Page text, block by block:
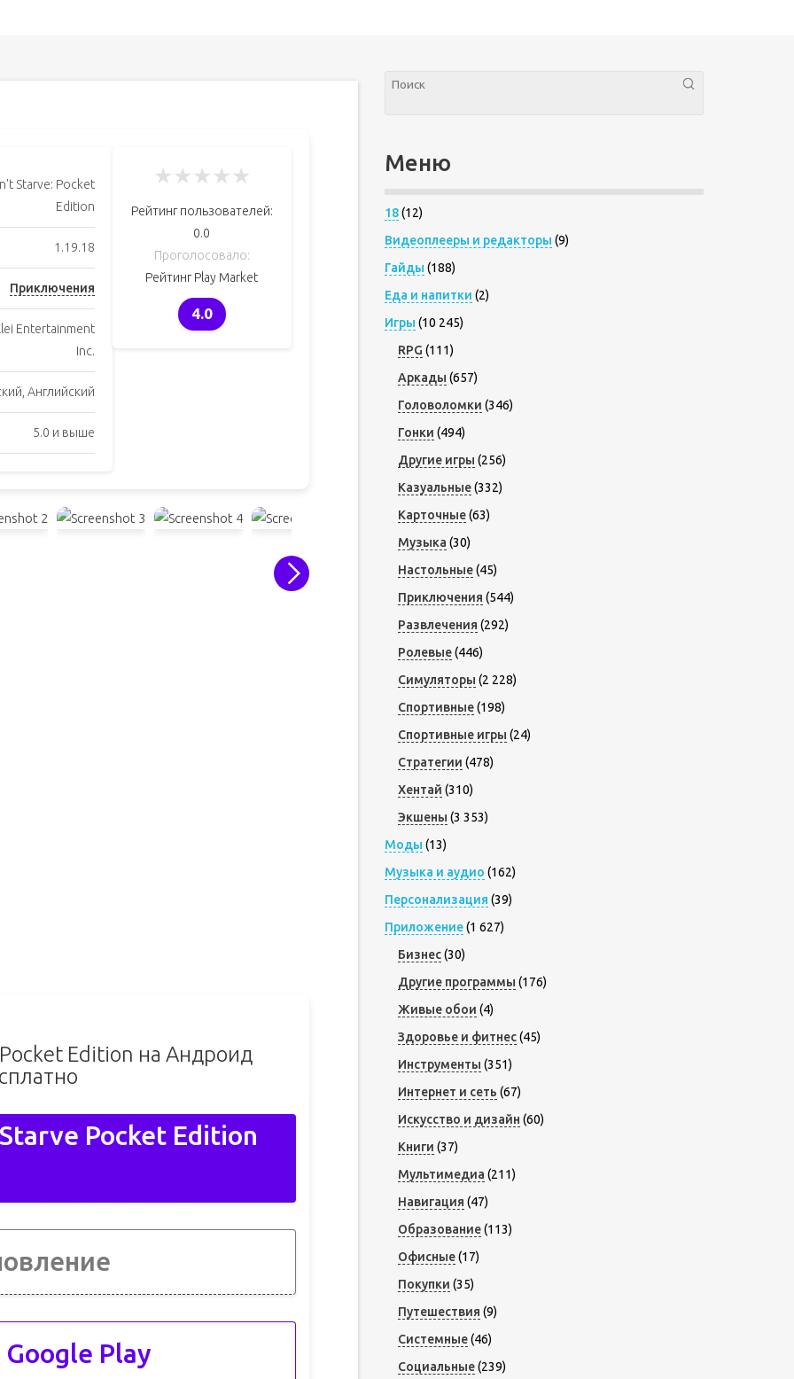
Starve: Pocket
Edition
1.19.18
Приключения
Entertainment
Inc.
Английский
5.0 и выше
★★★★★
Рейтинг пользователей:
0.0
Проголосовало:
Рейтинг Play Market
4.0
Edition на Андроид
Pocket Edition
Play
Меню
18(12)
Видеоплееры и редакторы (9)
Гайды (188)
Еда и напитки (2)
Игры (10 245)
RPG (111)
Аркады (657)
Головоломки (346)
Гонки (494)
Другие игры (256)
Казуальные(332)
Карточные(63)
Музыка (30)
Настольные(45)
Приключения (544)
Развлечения (292)
Ролевые(446)
Симуляторы (2 228)
Спортивные(198)
Спортивные игры (24)
Стратегии (478)
Хентай (310)
Экшены (3 353)
Моды (13)
Музыка и аудио (162)
Персонализация (39)
Приложение(1 627)
Бизнес(30)
Другие программы (176)
Живые обои (4)
Здоровье и фитнес(45)
Инструменты (351)
Интернет и сеть (67)
Искусство и дизайн (60)
Книги (37)
Мультимедиа (211)
Навигация (47)
Образование(113)
Офисные(17)
Покупки (35)
Путешествия (9)
Системные(46)
Социальные(239)